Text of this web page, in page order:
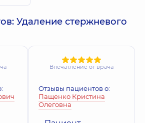
Удаление стержневого
Впечатление от врача
Отзывы пациентов о:
Пащенко Кристина
Олеговна